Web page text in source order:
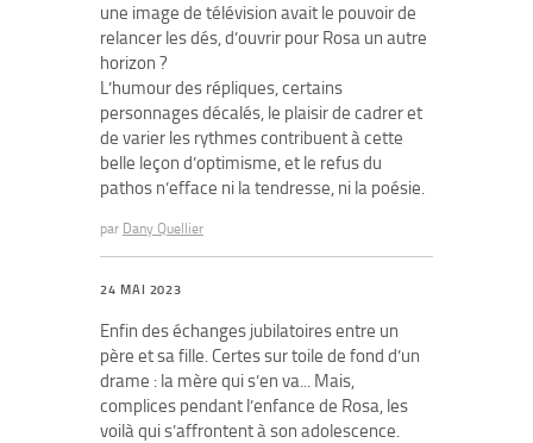
une image de télévision avait le pouvoir de
relancer les dés, d’ouvrir pour Rosa un autre
horizon ?
L’humour des répliques, certains
personnages décalés, le plaisir de cadrer et
de varier les rythmes contribuent à cette
belle leçon d’optimisme, et le refus du
pathos n’efface ni la tendresse, ni la poésie.
par Dany Quellier
24 MAI 2023
Enfin des échanges jubilatoires entre un
père et sa fille. Certes sur toile de fond d’un
drame : la mère qui s’en va... Mais,
complices pendant l’enfance de Rosa, les
voilà qui s’affrontent à son adolescence.